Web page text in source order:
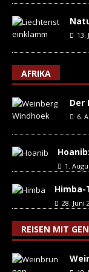
13.
AFRIKA
Der
6.
1.
28. Juni
REISEN MIT